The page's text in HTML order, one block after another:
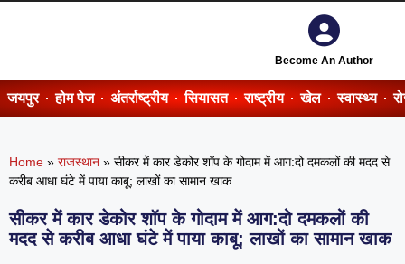
Become An Author
जयपुर होम पेज अंतर्राष्ट्रीय सियासत राष्ट्रीय खेल स्वास्थ्य
Home » राजस्थान » सीकर में कार डेकोर शॉप के गोदाम में आग:दो दमकलों की मदद से
करीब आधा घंटे में पाया काबू; लाखों का सामान खाक
सीकर में कार डेकोर शॉप के गोदाम में आग:दो दमकलों की
मदद से करीब आधा घंटे में पाया काबू; लाखों का सामान खाक